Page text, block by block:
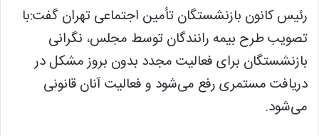
رئیس کانون بازنشستگان تأمین اجتماعی تهران گفت:با
تصویب طرح بیمه رانندگان توسط مجلس، نگرانی
بازنشستگان برای فعالیت مجدد بدون بروز مشکل در
دریافت مستمری رفع می‌شود و فعالیت آنان قانونی
می‌شود.